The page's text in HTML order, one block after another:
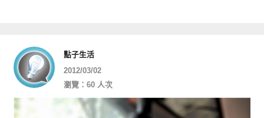
點子生活
2012/03/02
瀏覽：60 人次